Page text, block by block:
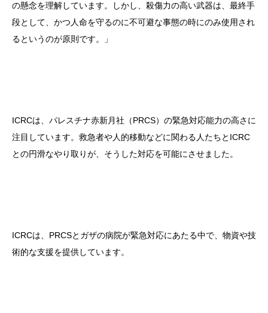
の懸念を理解しています。しかし、殺傷力の高い武器は、最終手
段として、かつ人命を守るのに不可避な事態の時にのみ使用され
るというのが原則です。」
ICRCは、パレスチナ赤新月社（PRCS）の緊急対応能力の高さに
注目しています。救急者や人的移動などに関わる人たちとICRC
との円滑なやり取りが、そうした対応を可能にさせました。
ICRCは、PRCSとガザの病院が緊急対応にあたる中で、物資や技
術的な支援を提供しています。